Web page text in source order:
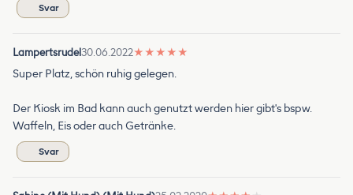
Svar
Lampertsrudel30.06.2022★ ★ ★ ★ ★
Super Platz, schön ruhig gelegen.
Der Kiosk im Bad kann auch genutzt werden hier gibt's bspw.
Waffeln, Eis oder auch Getränke.
Svar